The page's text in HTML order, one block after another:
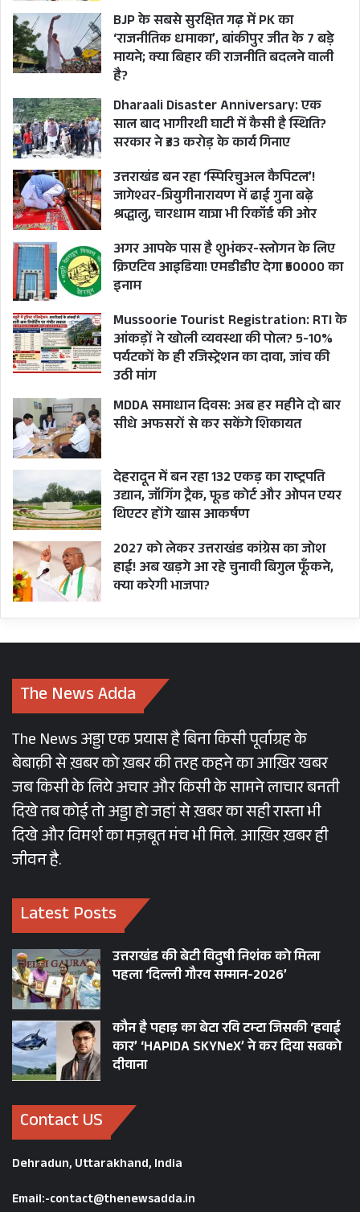
BJP के सबसे सुरक्षित गढ़ में PK का
‘राजनीतिक धमाका’, बांकीपुर जीत के 7 बड़े
मायने; क्या बिहार की राजनीति बदलने वाली
है?
Dharaali Disaster Anniversary: एक
साल बाद भागीरथी घाटी में कैसी है स्थिति?
सरकार ने ₹33 करोड़ के कार्य गिनाए
उत्तराखंड बन रहा ‘स्पिरिचुअल कैपिटल’!
जागेश्वर-त्रियुगीनारायण में ढाई गुना बढ़े
श्रद्धालु, चारधाम यात्रा भी रिकॉर्ड की ओर
अगर आपके पास है शुभंकर-स्लोगन के लिए
क्रिएटिव आइडिया! एमडीडीए देगा ₹50000 का
इनाम
Mussoorie Tourist Registration: RTI के
आंकड़ों ने खोली व्यवस्था की पोल? 5-10%
पर्यटकों के ही रजिस्ट्रेशन का दावा, जांच की
उठी मांग
MDDA समाधान दिवस: अब हर महीने दो बार
सीधे अफसरों से कर सकेंगे शिकायत
देहरादून में बन रहा 132 एकड़ का राष्ट्रपति
उद्यान, जॉगिंग ट्रैक, फूड कोर्ट और ओपन एयर
थिएटर होंगे खास आकर्षण
2027 को लेकर उत्तराखंड कांग्रेस का जोश
हाई! अब खड़गे आ रहे चुनावी बिगुल फूँकने,
क्या करेगी भाजपा?
The News Adda
The News अड्डा एक प्रयास है बिना किसी पूर्वाग्रह के
बेबाक़ी से ख़बर को ख़बर की तरह कहने का आख़िर खबर
जब किसी के लिये अचार और किसी के सामने लाचार बनती
दिखे तब कोई तो अड्डा हो जहां से ख़बर का सही रास्ता भी
दिखे और विमर्श का मज़बूत मंच भी मिले. आख़िर ख़बर ही
जीवन है.
Latest Posts
उत्तराखंड की बेटी विदुषी निशंक को मिला
पहला ‘दिल्ली गौरव सम्मान-2026’
कौन है पहाड़ का बेटा रवि टम्टा जिसकी ‘हवाई
कार’ ‘HAPIDA SKYNeX’ ने कर दिया सबको
दीवाना
Contact US
Dehradun, Uttarakhand, India
Email:-contact@thenewsadda.in